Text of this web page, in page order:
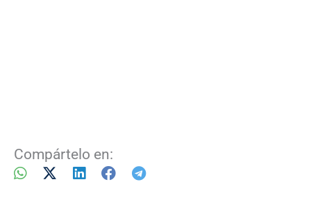
Compártelo en: